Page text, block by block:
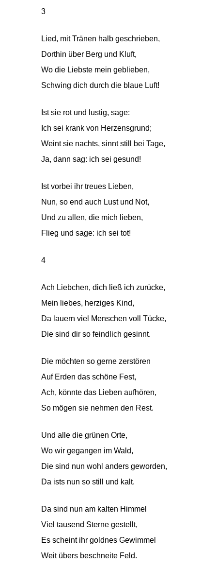
3
Lied, mit Tränen halb geschrieben,
Dorthin über Berg und Kluft,
Wo die Liebste mein geblieben,
Schwing dich durch die blaue Luft!
Ist sie rot und lustig, sage:
Ich sei krank von Herzensgrund;
Weint sie nachts, sinnt still bei Tage,
Ja, dann sag: ich sei gesund!
Ist vorbei ihr treues Lieben,
Nun, so end auch Lust und Not,
Und zu allen, die mich lieben,
Flieg und sage: ich sei tot!
4
Ach Liebchen, dich ließ ich zurücke,
Mein liebes, herziges Kind,
Da lauern viel Menschen voll Tücke,
Die sind dir so feindlich gesinnt.
Die möchten so gerne zerstören
Auf Erden das schöne Fest,
Ach, könnte das Lieben aufhören,
So mögen sie nehmen den Rest.
Und alle die grünen Orte,
Wo wir gegangen im Wald,
Die sind nun wohl anders geworden,
Da ists nun so still und kalt.
Da sind nun am kalten Himmel
Viel tausend Sterne gestellt,
Es scheint ihr goldnes Gewimmel
Weit übers beschneite Feld.